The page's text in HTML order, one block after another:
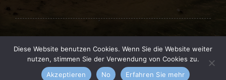
Vernissage theme by kotofey. All Rights Reserved.
Diese Website benutzen Cookies. Wenn Sie die Website weiter
nutzen, stimmen Sie der Verwendung von Cookies zu.
Akzeptieren
No Erfahren Sie mehr